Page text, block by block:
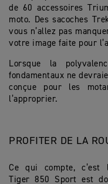
de 60 accessoires
moto. Des sacoches
vous n’allez pas
votre image faite pour
Lorsque la
fondamentaux ne
conçue pour les
l’approprier.
PROFITER DE LA
Ce qui compte,
Tiger 850 Sport est